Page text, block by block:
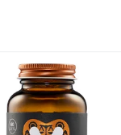
(158)
Extra Sterk 75 mcg
D
softgels